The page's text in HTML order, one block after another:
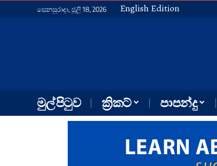
සෙනසුරාදා, ජූලි 18, 2026 English Edition
මුල් පිටුව ක්‍රිකට් පාපන්දු